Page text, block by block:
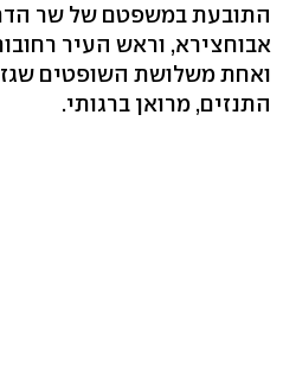
התובעת במשפטם של שר
אבוחצירא, וראש העיר
ואחת משלושת השופטים
התנזים, מרואן ברגותי.